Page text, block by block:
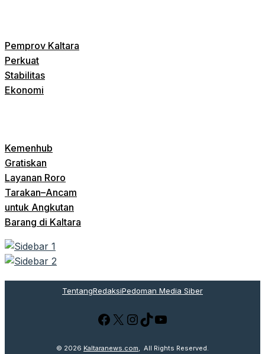
Pemprov Kaltara
Perkuat
Stabilitas
Ekonomi
Kemenhub
Gratiskan
Layanan Roro
Tarakan–Ancam
untuk Angkutan
Barang di Kaltara
TentangRedaksiPedoman Media Siber
Facebook
X Instagram
TikTok
YouTube
© 2026 Kaltaranews.com , All Rights Reserved.